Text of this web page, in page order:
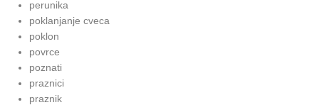
perunika
poklanjanje cveca
poklon
povrce
poznati
praznici
praznik